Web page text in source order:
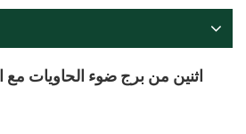
اثنين من برج ضوء الحاويات مع